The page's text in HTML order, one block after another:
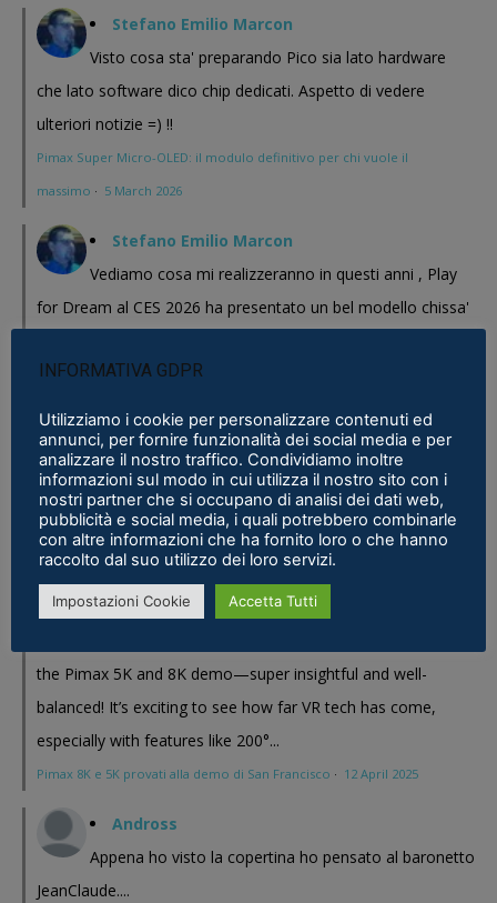
Stefano Emilio Marcon
Visto cosa sta' preparando Pico sia lato hardware
che lato software dico chip dedicati. Aspetto di vedere
ulteriori notizie =) !!
Pimax Super Micro-OLED: il modulo definitivo per chi vuole il
massimo · 5 March 2026
Stefano Emilio Marcon
Vediamo cosa mi realizzeranno in questi anni , Play
for Dream al CES 2026 ha presentato un bel modello chissa'
sostanza i prodotti cinesi...
Quest - VR ITALIA ·25 February 2026
Fabio
Se fosse disponibile lo prenderei al volo
Samsung Galaxy XR è realtà, ma ne avevamo bisogno?
Eric Marcus
the Pimax 5K and 8K demo—super insightful and well-
balanced! It’s exciting to see how far VR tech has come,
especially with features like 200°...
Pimax 8K e 5K provati alla demo di San Francisco · 12 April 2025
Andross
Appena ho visto la copertina ho pensato al baronetto
JeanClaude....
INFORMATIVA GDPR
Utilizziamo i cookie per personalizzare contenuti ed
annunci, per fornire funzionalità dei social media e per
analizzare il nostro traffico. Condividiamo inoltre
informazioni sul modo in cui utilizza il nostro sito con i
nostri partner che si occupano di analisi dei dati web,
pubblicità e social media, i quali potrebbero combinarle
con altre informazioni che ha fornito loro o che hanno
raccolto dal suo utilizzo dei loro servizi.
Impostazioni Cookie Accetta Tutti